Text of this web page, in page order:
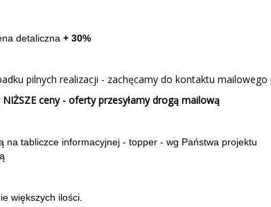
detaliczna + 30%
pilnych realizacji - zachęcamy do kontaktu
ceny - oferty przesyłamy drogą mailową
na tabliczce informacyjnej - topper - wg Państwa projektu
większych ilości.